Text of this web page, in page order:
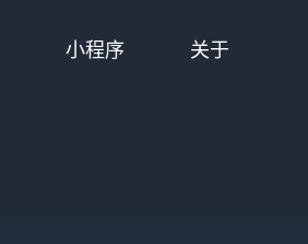
小程序 关于